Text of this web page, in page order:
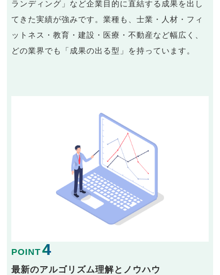
ランディング」など企業目的に直結する成果を出し
てきた実績が強みです。業種も、士業・人材・フィ
ットネス・教育・建設・医療・不動産など幅広く、
どの業界でも「成果の出る型」を持っています。
POINT 4
最新のアルゴリズム理解とノウハウ